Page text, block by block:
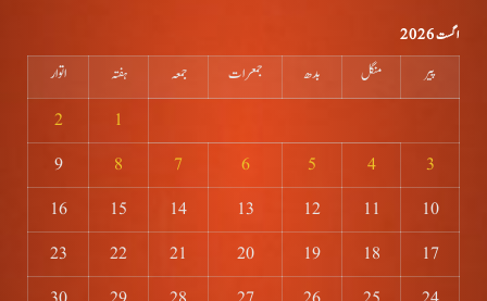
اگست 2026
پیر منگل بدھ جمعرات جمعہ ہفتہ
اتوار
1
2
3
4
5
6
7
8
9
10
11
12
13
14
15
16
17
18
19
20
21
22
23